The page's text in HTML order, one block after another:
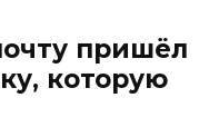
пришёл
которую